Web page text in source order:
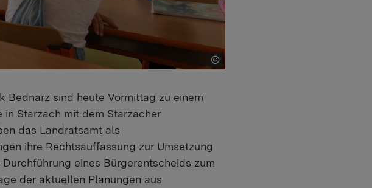
Bednarz sind heute Vormittag zu einem
Starzach mit dem Starzacher
das Landratsamt als
ihre Rechtsauffassung zur Umsetzung
eines Bürgerentscheids zum
der aktuellen Planungen aus